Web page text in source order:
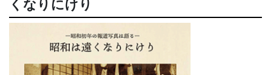
くなりにけり